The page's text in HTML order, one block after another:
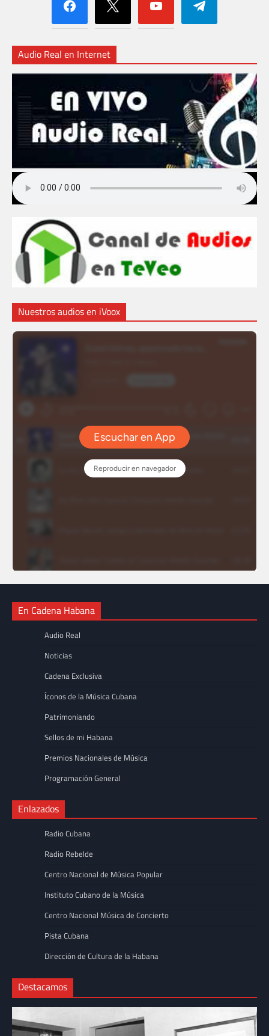
Audio Real en Internet
Nuestros audios en iVoox
En Cadena Habana
Audio Real
Noticias
Cadena Exclusiva
Íconos de la Música Cubana
Patrimoniando
Sellos de mi Habana
Premios Nacionales de Música
Programación General
Enlazados
Radio Cubana
Radio Rebelde
Centro Nacional de Música Popular
Instituto Cubano de la Música
Centro Nacional Música de Concierto
Pista Cubana
Dirección de Cultura de la Habana
Destacamos